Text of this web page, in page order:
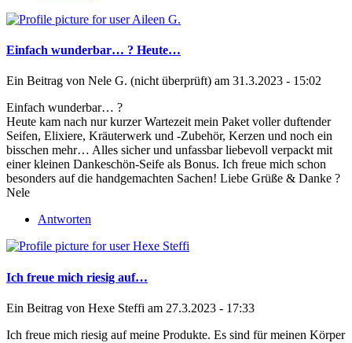
Einfach wunderbar… ? Heute…
Ein Beitrag von Nele G. (nicht überprüft) am 31.3.2023 - 15:02
Einfach wunderbar… ?
Heute kam nach nur kurzer Wartezeit mein Paket voller duftender
Seifen, Elixiere, Kräuterwerk und -Zubehör, Kerzen und noch ein
bisschen mehr… Alles sicher und unfassbar liebevoll verpackt mit
einer kleinen Dankeschön-Seife als Bonus. Ich freue mich schon
besonders auf die handgemachten Sachen! Liebe Grüße & Danke ?
Nele
Antworten
Ich freue mich riesig auf…
Ein Beitrag von Hexe Steffi am 27.3.2023 - 17:33
Ich freue mich riesig auf meine Produkte. Es sind für meinen Körper